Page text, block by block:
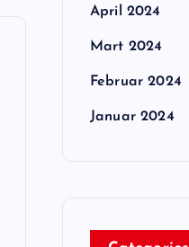
April 2024
Mart 2024
Februar 2024
Januar 2024